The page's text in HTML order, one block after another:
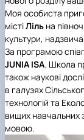
Моя особиста
містіЛіль на
культури,
За програмою
JUNIA ISA. Школа
також наукові
в галузях
технологій та
вищих навчальних
мовою.